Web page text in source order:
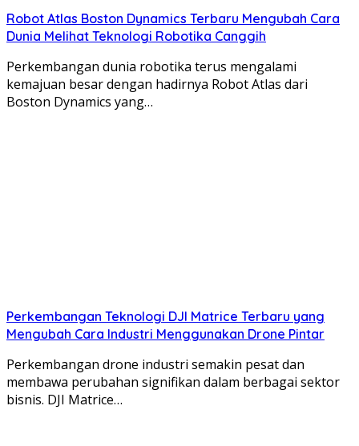
Robot Atlas Boston Dynamics Terbaru Mengubah Cara
Dunia Melihat Teknologi Robotika Canggih
Perkembangan dunia robotika terus mengalami
kemajuan besar dengan hadirnya Robot Atlas dari
Boston Dynamics yang…
Perkembangan Teknologi DJI Matrice Terbaru yang
Mengubah Cara Industri Menggunakan Drone Pintar
Perkembangan drone industri semakin pesat dan
membawa perubahan signifikan dalam berbagai sektor
bisnis. DJI Matrice…